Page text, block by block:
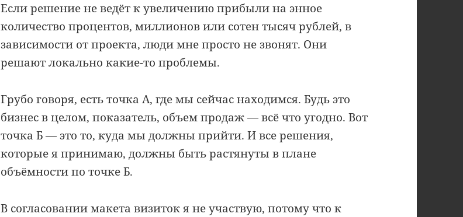
Если решение не ведёт к увеличению прибыли на энное
количество процентов, миллионов или сотен тысяч рублей, в
зависимости от проекта, люди мне просто не звонят. Они
решают локально какие-то проблемы.
Грубо говоря, есть точка А, где мы сейчас находимся. Будь это
бизнес в целом, показатель, объем продаж — всё что угодно. Вот
точка Б — это то, куда мы должны прийти. И все решения,
которые я принимаю, должны быть растянуты в плане
объёмности по точке Б.
В согласовании макета визиток я не участвую, потому что к